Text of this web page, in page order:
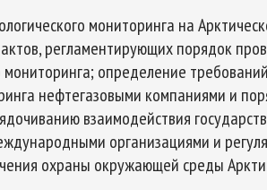
мониторинга на
регламентирующих порядок
мониторинга; определение
нефтегазовыми компаниями и
взаимодействия
организациями и
охраны окружающей среды